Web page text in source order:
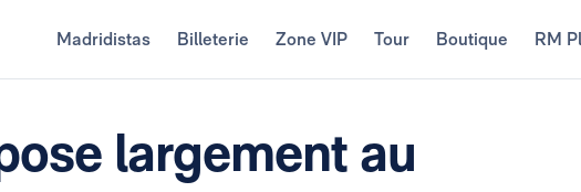
Madridistas Billeterie Zone VIP Tour Boutique RM
largement au